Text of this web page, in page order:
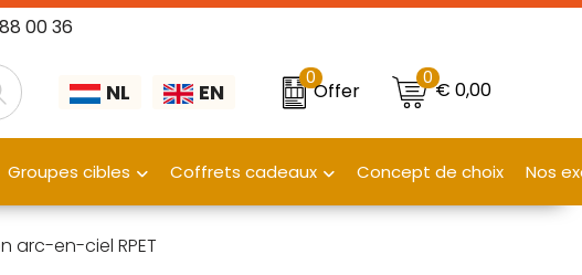
00 36
NL EN
0
Offer
0€ 0,00
Groupes cibles Coffrets cadeaux Concept de choix Nos
arc-en-ciel RPET